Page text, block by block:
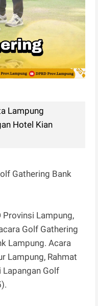
Lampung
Hotel Kian
Gathering Bank
Provinsi Lampung,
Golf Gathering
Lampung. Acara
Lampung, Rahmat
Lapangan Golf